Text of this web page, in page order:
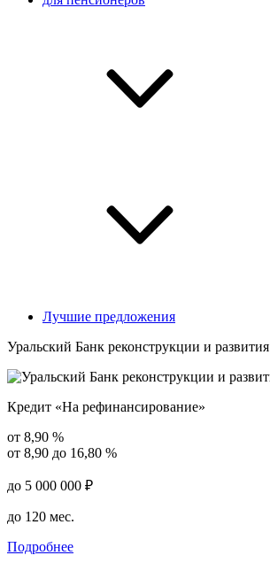
Лучшие предложения
Уральский Банк реконструкции и развития
Кредит «На рефинансирование»
от 8,90 %
от 8,90 до 16,80 %
до 5 000 000 ₽
до 120 мес.
Подробнее